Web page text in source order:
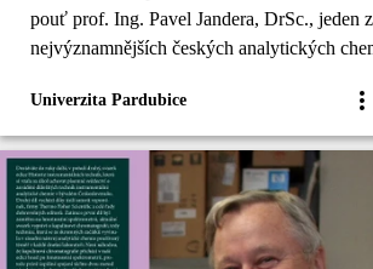
pouť prof. Ing. Pavel Jandera, DrSc., jeden z
nejvýznamnějších českých analytických
Univerzita Pardubice